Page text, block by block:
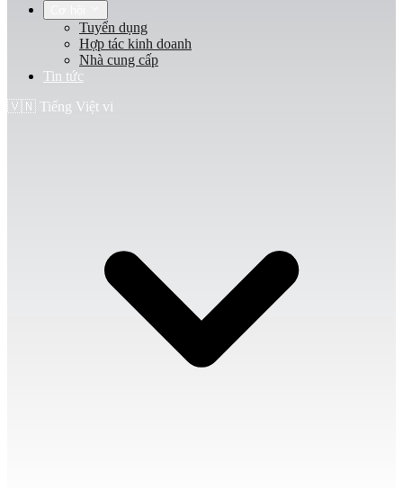
Tuyển dụng
Hợp tác kinh doanh
Nhà cung cấp
Tin tức
🇻🇳 Tiếng Việt vi